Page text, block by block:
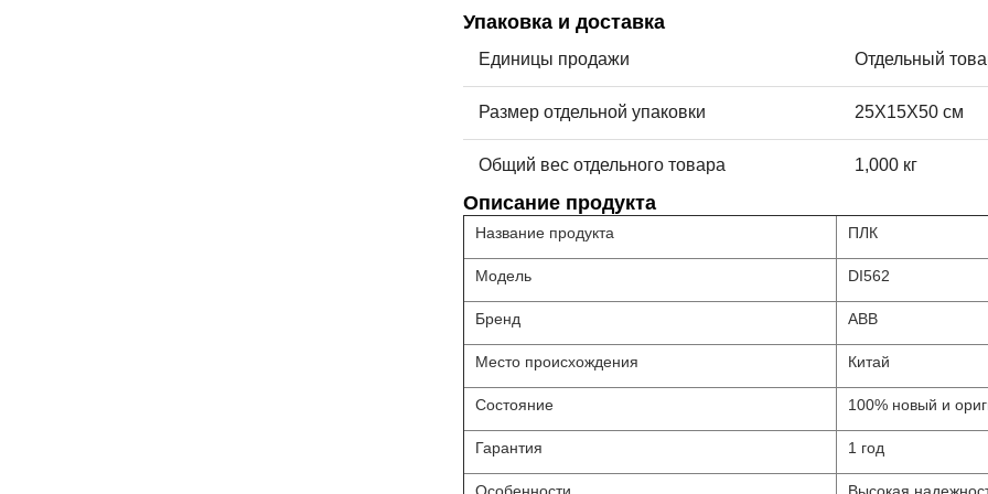
Упаковка и доставка
Единицы продажи Отдельный
Размер отдельной упаковки 25X15X50 см
Общий вес отдельного товара 1,000 кг
Описание продукта
Название продукта ПЛК
Модель DI562
Бренд ABB
Место происхождения Китай
Состояние 100% новый и
Гарантия 1 год